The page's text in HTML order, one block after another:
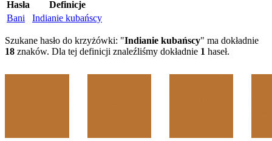
Hasła
Definicje
Bani
Indianie kubańscy
Szukane hasło do krzyżówki: "Indianie kubańscy" ma dokładnie
18 znaków. Dla tej definicji znaleźliśmy dokładnie 1 haseł.